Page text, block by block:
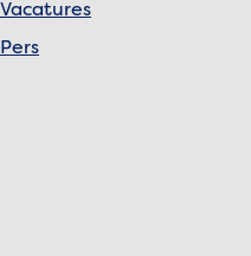
Vacatures
Pers